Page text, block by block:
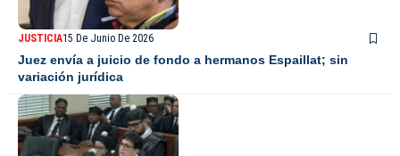
JUSTICIA15 De Junio De 2026
Juez envía a juicio de fondo a hermanos Espaillat; sin
variación jurídica